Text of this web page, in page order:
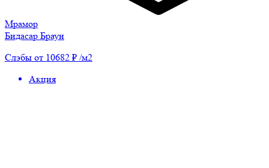
Мрамор
Бидасар Браун
Слэбы от 10682 ₽ /м2
Акция